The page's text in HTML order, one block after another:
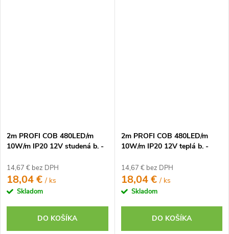
2m PROFI COB 480LED/m
10W/m IP20 12V studená b. -
14,67 € bez DPH
18,04 €/ ks
Skladom
DO KOŠÍKA
2m PROFI COB 480LED/m
10W/m IP20 12V teplá b. -
14,67 € bez DPH
18,04 €/ ks
Skladom
DO KOŠÍKA